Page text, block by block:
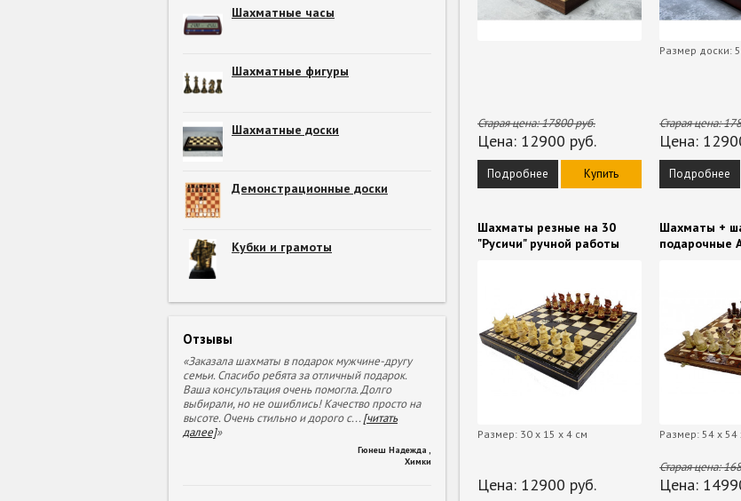
Шахматные часы
Шахматные фигуры
Шахматные доски
Демонстрационные доски
Кубки и грамоты
Отзывы
«Заказала шахматы в подарок мужчине-другу
семьи. Спасибо ребята за отличный подарок.
Ваша консультация очень помогла. Долго
выбирали, но не ошиблись! Качество просто на
высоте. Очень стильно и дорого с...[читать
далее]»
Гюнеш Надежда
Химки
Старая цена:17800руб.
Цена: 12900 руб.
Подробнее Купить
Размер доски:
Старая цена:
Цена:
Подробнее
Шахматы резные на 30
"Русичи" ручной работы
Размер: 30 х 15 х 4 см
Цена: 12900 руб.
Шахматы +
подарочные
Размер: 54 х 54
Старая цена:
Цена: